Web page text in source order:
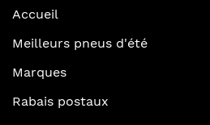
Accueil
Meilleurs pneus d'été
Marques
Rabais postaux